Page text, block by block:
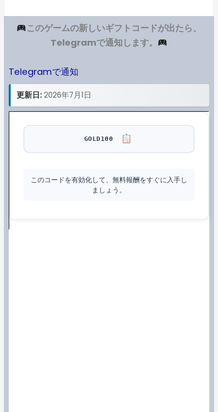
このゲームの新しいギフトコードが出たら、
Telegramで通知します。
Telegramで通知
更新日:2026年7月1日
GOLD100
このコードを有効化して、無料報酬をすぐに入手し
ましょう。